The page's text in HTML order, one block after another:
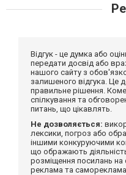
Відгук - це думка або
передати досвід або
нашого сайту з
залишеного відгука. Це
правильне рішення.
спілкування та
питань, що цікавлять.
Не дозволяється:
лексики, погроз або
іншими конкуруючими
що ображають діяльність
розміщення посилань на
реклама та самореклама.